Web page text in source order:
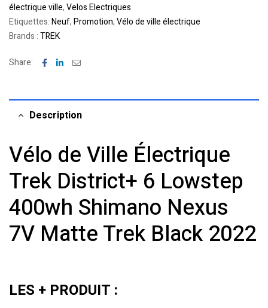
électrique ville,Velos Electriques
Etiquettes:Neuf,Promotion,Vélo de ville électrique
Brands :TREK
Share: Facebook
LinkedinEmail
Description
Vélo de Ville Électrique
Trek District+ 6 Lowstep
400wh Shimano Nexus
7V Matte Trek Black 2022
LES + PRODUIT :